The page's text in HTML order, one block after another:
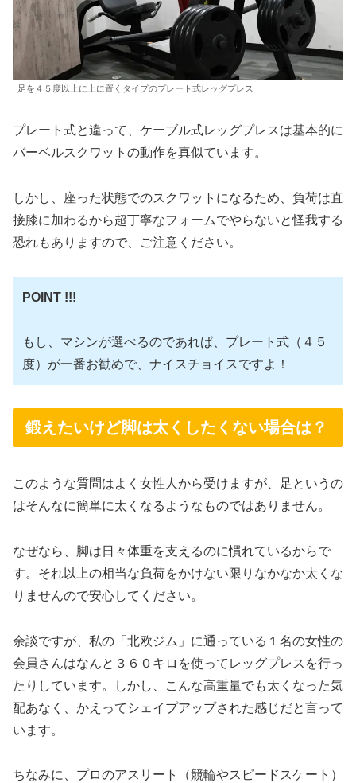
足を４５度以上に上に置くタイプのプレート式レッグプレス
プレート式と違って、ケーブル式レッグプレスは基本的に
バーベルスクワットの動作を真似ています。
しかし、座った状態でのスクワットになるため、負荷は直
接膝に加わるから超丁寧なフォームでやらないと怪我する
恐れもありますので、ご注意ください。
POINT !!!
もし、マシンが選べるのであれば、プレート式（４５
度）が一番お勧めで、ナイスチョイスですよ！
鍛えたいけど脚は太くしたくない場合は？
このような質問はよく女性人から受けますが、足というの
はそんなに簡単に太くなるようなものではありません。
なぜなら、脚は日々体重を支えるのに慣れているからで
す。それ以上の相当な負荷をかけない限りなかなか太くな
りませんので安心してください。
余談ですが、私の「北欧ジム」に通っている１名の女性の
会員さんはなんと３６０キロを使ってレッグプレスを行っ
たりしています。しかし、こんな高重量でも太くなった気
配あなく、かえってシェイプアップされた感じだと言って
います。
ちなみに、プロのアスリート（競輪やスピードスケート）